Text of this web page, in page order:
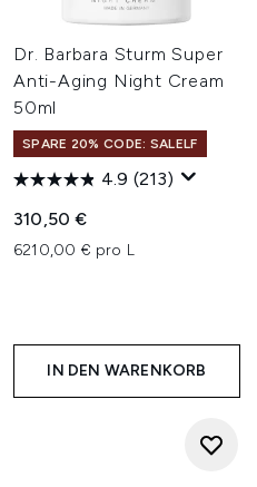
Dr. Barbara Sturm Super
Anti-Aging Night Cream
50ml
SPARE 20% CODE: SALELF
4.9 (213)
310,50 €
6210,00 € pro L
IN DEN WARENKORB